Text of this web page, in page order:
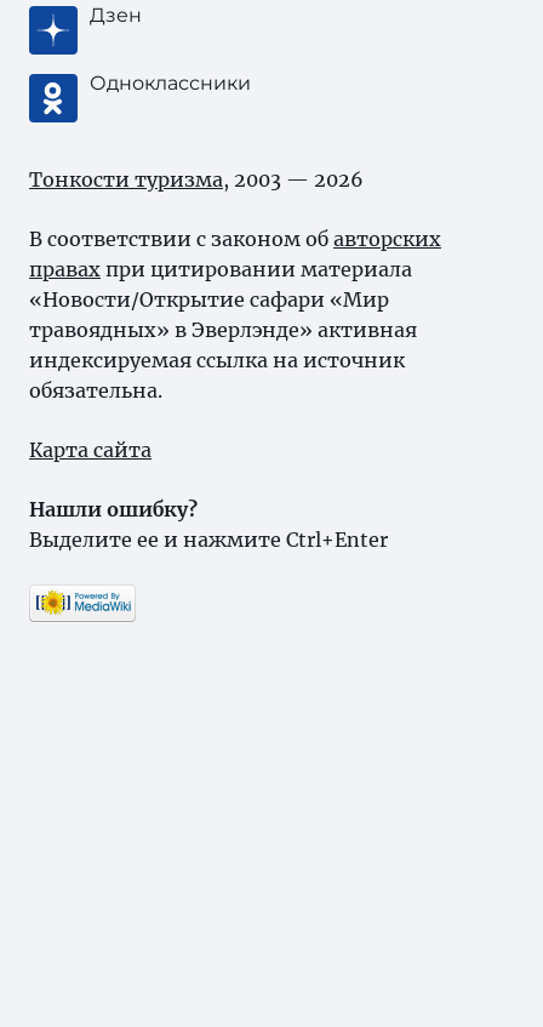
Дзен
Одноклассники
Тонкости туризма, 2003 — 2026
В соответствии с законом об авторских
правах при цитировании материала
«Новости/Открытие сафари «Мир
травоядных» в Эверлэнде» активная
индексируемая ссылка на источник
обязательна.
Карта сайта
Нашли ошибку?
Выделите ее и нажмите Ctrl+Enter